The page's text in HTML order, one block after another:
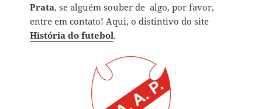
Prata, se alguém souber de algo, por favor,
entre em contato! Aqui, o distintivo do site
História do futebol.